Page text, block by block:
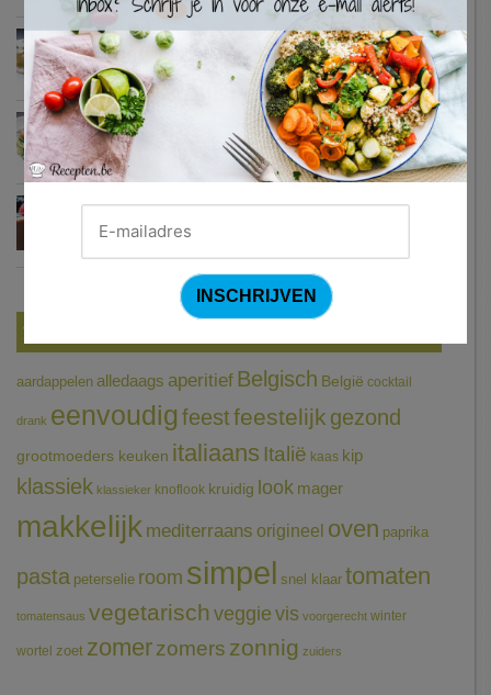
Zweedse gehaktballetjes
Courgetti met paprikasaus en halloumi (Sandra Bekkari)
Chocomousse met fruitbier
Tags
aardappelen alledaags aperitief Belgisch België cocktail
drank eenvoudigfeestfeestelijk gezond
grootmoeders keuken italiaans Italië kaas kip
klassiek klassieker knoflook kruidig look mager
makkelijk mediterraans origineel oven paprika
pasta peterselie room simpel snel klaar tomaten
tomatensaus vegetarischveggie vis voorgerecht winter
wortel zoet zomerzomers zonnig zuiders